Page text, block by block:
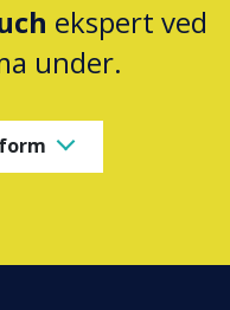
ekspert ved
under.